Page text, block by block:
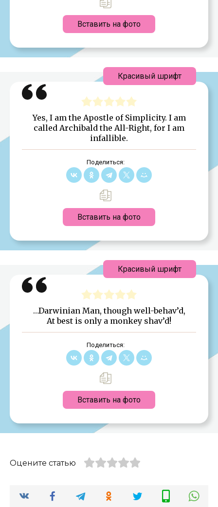
Вставить на фото
Yes, I am the Apostle of Simplicity. I am
called Archibald the All-Right, for I am
infallible.
Поделиться:
Вставить на фото
Красивый шрифт
…Darwinian Man, though well-behav’d,
At best is only a monkey shav’d!
Поделиться:
Вставить на фото
Красивый шрифт
Оцените статью